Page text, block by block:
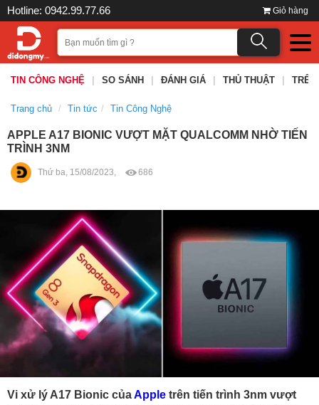
Hotline: 0942.99.77.66 Giỏ hàng
TIN CÔNG NGHỆ SO SÁNH ĐÁNH GIÁ THỦ THUẬT TRÊN
Trang chủ Tin tức Tin Công Nghệ
APPLE A17 BIONIC VƯỢT MẶT QUALCOMM NHỜ TIẾN
TRÌNH 3NM
Thứ ba, 15/08/2023, 686
Vi xử lý A17 Bionic củaApple trên tiến trình 3nm vượt